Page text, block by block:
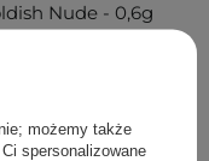
Nude - 0,6g
14,90 zł
możemy także
spersonalizowane